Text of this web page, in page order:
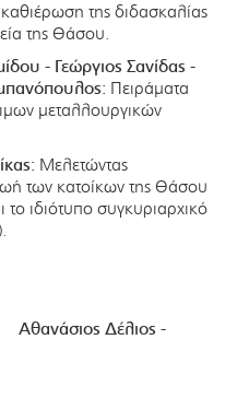
της διδασκαλίας
της Θάσου.
- Γεώργιος Σανίδας -
Πειράματα
μεταλλουργικών
Μελετώντας
των κατοίκων της Θάσου
το ιδιότυπο συγκυριαρχικό
Δέλιος -